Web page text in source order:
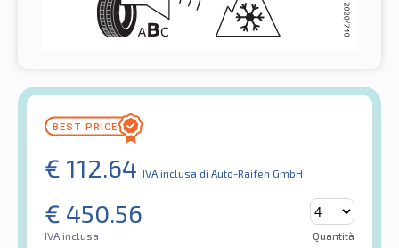
€ 112.64 IVA inclusa di Auto-Raifen GmbH
€ 450.56
IVA inclusa Quantità